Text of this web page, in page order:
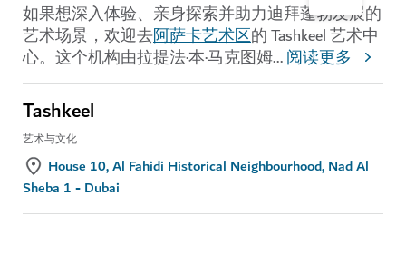
如果想深入体验、亲身探索并助力迪拜蓬勃发展的
艺术场景，欢迎去阿萨卡艺术区的 Tashkeel 艺术中
心。这个机构由拉提法·本·马克图姆...阅读更多
Tashkeel
艺术与文化
House 10, Al Fahidi Historical Neighbourhood, Nad Al
Sheba 1 - Dubai